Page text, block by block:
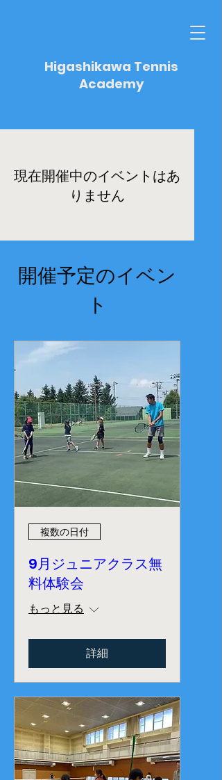
Higashikawa Tennis
Academy
現在開催中のイベントはあ
りません
開催予定のイベン
ト
複数の日付
9月ジュニアクラス無
料体験会
もっと見る
詳細